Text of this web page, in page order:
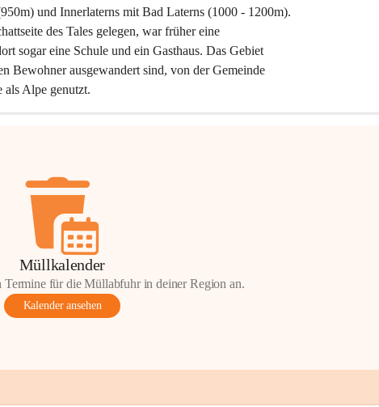
und Innerlaterns mit Bad Laterns (1000 - 1200m).
des Tales gelegen, war früher eine
sogar eine Schule und ein Gasthaus. Das Gebiet
Bewohner ausgewandert sind, von der Gemeinde
als Alpe genutzt.
Müllkalender
Termine für die Müllabfuhr in deiner Region an.
Kalender ansehen